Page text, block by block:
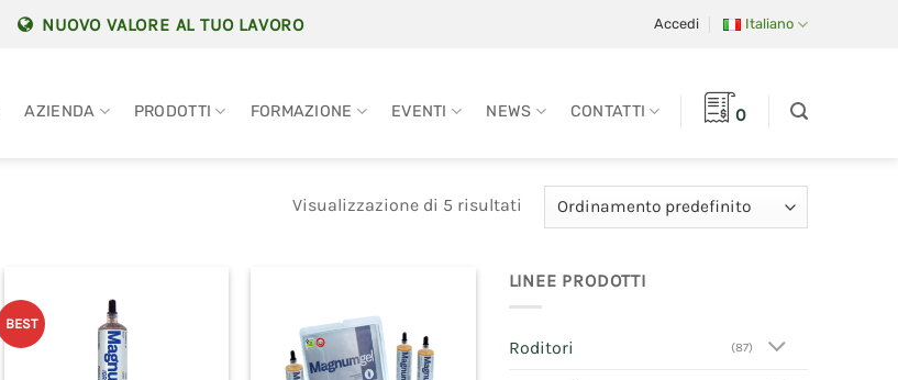
NUOVO VALORE AL TUO LAVORO Accedi Italiano
AZIENDA PRODOTTI FORMAZIONE EVENTI NEWS CONTATTI 0
Visualizzazione di 5 risultati
BEST
LINEE PRODOTTI
Roditori (87)